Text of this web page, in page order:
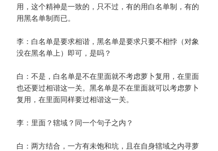
用，这个精神是一致的，只不过，有的用白名单制，有的
用黑名单制而已。
李：白名单是要求相谐，黑名单是要求只要不相悖（对象
没在黑名单上）即可，是吗？
白：不是，白名单是不在里面就不考虑萝卜复用，在里面
也还要过相谐这一关。黑名单是不在里面就可以考虑萝卜
复用，在里面同样要过相谐这一关。
李：里面？辖域？同一个句子之内？
白：两方结合，一方有未饱和坑，且在自身辖域之内寻萝